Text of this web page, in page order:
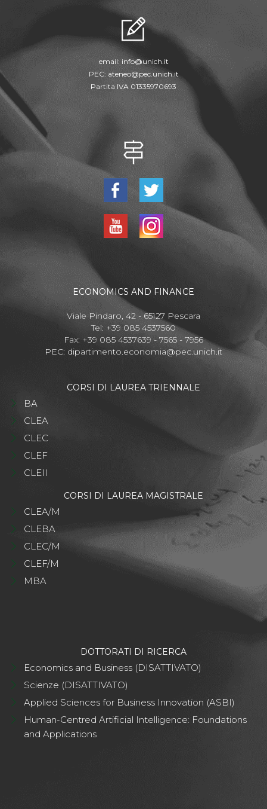
email: info@unich.it
PEC: ateneo@pec.unich.it
Partita IVA 01335970693
ECONOMICS AND FINANCE
Viale Pindaro, 42 - 65127 Pescara
Tel: +39 085 4537560
Fax: +39 085 4537639 - 7565 - 7956
PEC: dipartimento.economia@pec.unich.it
CORSI DI LAUREA TRIENNALE
BA
CLEA
CLEC
CLEF
CLEII
CORSI DI LAUREA MAGISTRALE
CLEA/M
CLEBA
CLEC/M
CLEF/M
MBA
DOTTORATI DI RICERCA
Economics and Business (DISATTIVATO)
Scienze (DISATTIVATO)
Applied Sciences for Business Innovation (ASBI)
Human-Centred Artificial Intelligence: Foundations
and Applications